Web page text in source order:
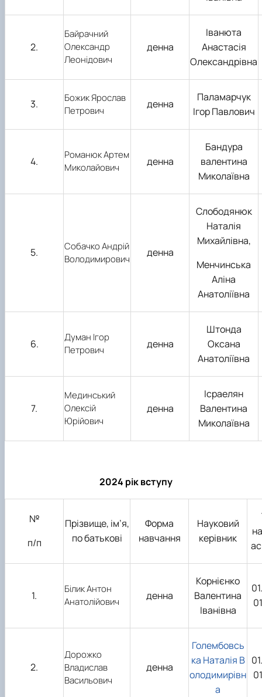
Бази практичного навчання здобувачів
Інформація про акредитацію
2.
Байрачний
Олександр
Леонідович
денна
Іванюта
Анастасія
Олександрівна
3.
Божик Ярослав
Петрович
денна
Паламарчук
Ігор Павлович
4.
Романюк Артем
Миколайович
денна
Бандура
валентина
Миколаївна
5.
Собачко Андрій
Володимирович
денна
Слободянюк
Наталія
Михайлівна,
Менчинська
Аліна
Анатоліївна
6.
Думан Ігор
Петрович
денна
Штонда
Оксана
Анатоліївна
7.
Мединський
Олексій
Юрійович
денна
Ісраелян
Валентина
Миколаївна
2024 рік вступу
№
п/п
Прізвище, ім’я,
по батькові
Форма
навчання
Науковий
керівник
1.
Білик Антон
Анатолійович
денна
Корнієнко
Валентина
Іванівна
2.
Дорожко
Владислав
Васильович
денна
Голембовсь
ка Наталія В
олодимирівн
а